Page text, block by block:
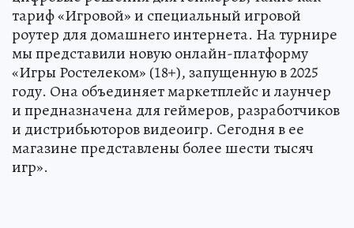
тариф «Игровой» и специальный игровой
роутер для домашнего интернета. На турнире
мы представили новую онлайн-платформу
«Игры Ростелеком» (18+), запущенную в 2025
году. Она объединяет маркетплейс и лаунчер
и предназначена для геймеров, разработчиков
и дистрибьюторов видеоигр. Сегодня в ее
магазине представлены более шести тысяч
игр».